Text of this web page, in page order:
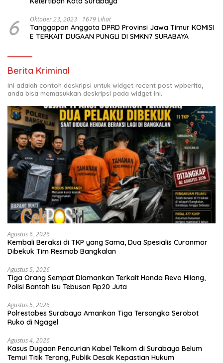
6 Oktober 23, 2023 1679 Lihat
Tanggapan Anggota DPRD Provinsi Jawa Timur KOMISI
E TERKAIT DUGAAN PUNGLI DI SMKN7 SURABAYA
Berita Kriminal
Ini adalah contoh deskripsi untuk widget recent post wpberita,
anda bisa memasukkan deskripsi pada widget ini.
Agustus 6, 2026
Kembali Beraksi di TKP yang Sama, Dua Spesialis Curanmor
Dibekuk Tim Resmob Bangkalan
Agustus 5, 2026
Tiga Orang Sempat Diamankan Terkait Honda Revo Hilang,
Polisi Bantah Isu Tebusan Rp20 Juta
Agustus 5, 2026
Polrestabes Surabaya Amankan Tiga Tersangka Serobot
Ruko di Ngagel
Agustus 4, 2026
Kasus Dugaan Pencurian Kabel Telkom di Surabaya Belum
Temui Titik Terang, Publik Desak Kepastian Hukum